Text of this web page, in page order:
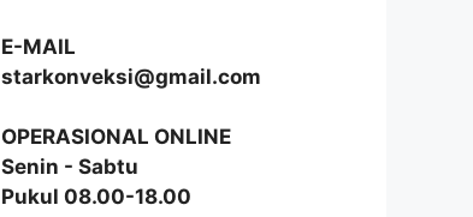
E-MAIL
starkonveksi@gmail.com
OPERASIONAL ONLINE
Senin - Sabtu
Pukul 08.00-18.00